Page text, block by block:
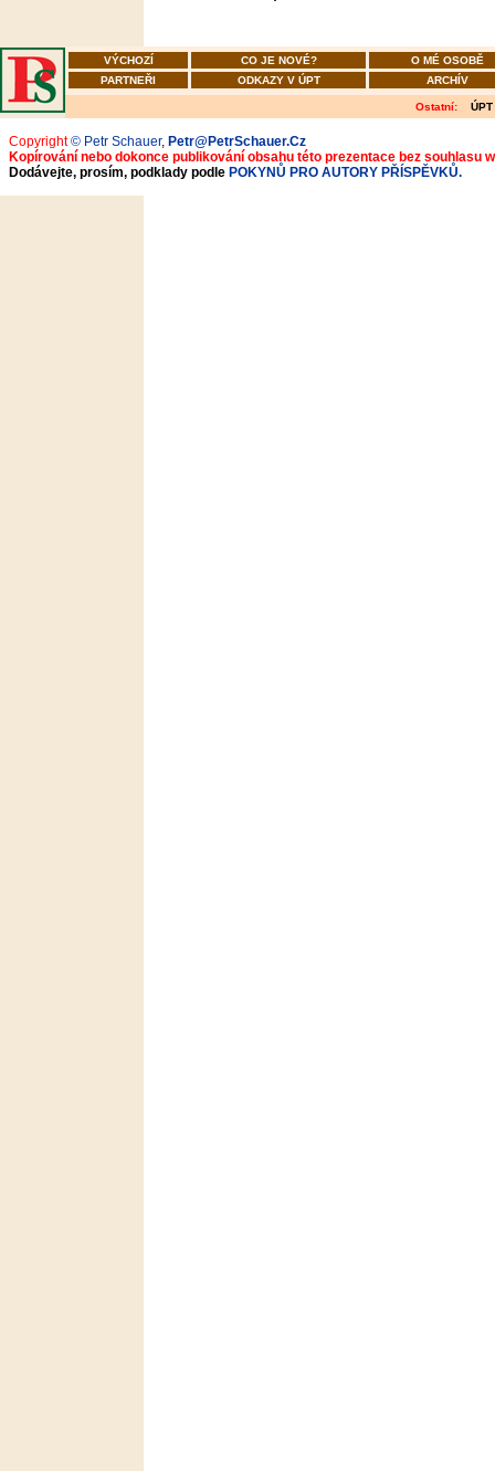
VÝCHOZÍ CO JE NOVÉ?
O MÉ OSOBĚ
PARTNEŘI
ODKAZY V ÚPT ARCHÍV
Ostatní: ÚPT
Copyright© Petr Schauer, Petr@PetrSchauer.Cz
Kopírování nebo dokonce publikování obsahu této prezentace bez souhlasu
Dodávejte, prosím, podklady podle POKYNŮ PRO AUTORY PŘÍSPĚVKŮ.